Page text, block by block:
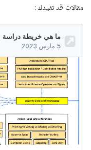
مقالات قد تفيدك